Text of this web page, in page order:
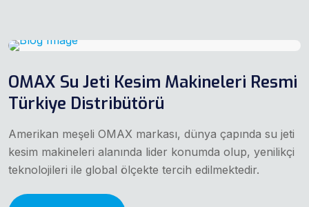
OMAX Su Jeti Kesim Makineleri Resmi
Türkiye Distribütörü
Amerikan meşeli OMAX markası, dünya çapında su jeti
kesim makineleri alanında lider konumda olup, yenilikçi
teknolojileri ile global ölçekte tercih edilmektedir.